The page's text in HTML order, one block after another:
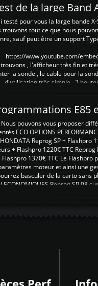
de la large Band
testé pour vous la large bande
trouvons tout ce que nous
sauf peut être un support
https://www.youtube.com/
trouvons , l'afficheur très fin et
la sonde , le cable pour la
d'utilisation très simple , 2
Nous pouvons vous proposer
ECO OPTIONS
HONDATA Reprog SP + Flashpro
+ Flashpro 1220€ TTC
Flashpro 1370€ TTC Le
moteur et ainsi une
basculer de la carto sans
ECONOMIQUES Reprog SP 98